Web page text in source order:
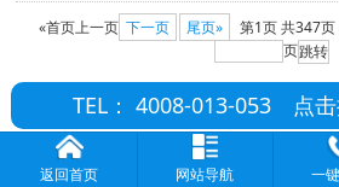
«首页上一页 下一页 尾页» 第1页共347页
页
TEL： 4008-013-053点击
返回首页 网站导航 一